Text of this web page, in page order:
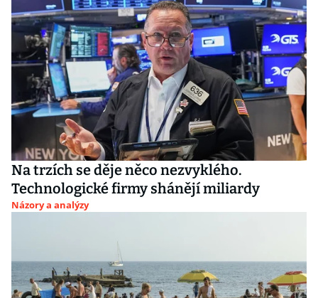
Na trzích se děje něco nezvyklého.
Technologické firmy shánějí miliardy
Názory a analýzy